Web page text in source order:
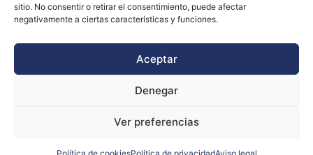
sitio. No consentir o retirar el consentimiento, puede afectar
negativamente a ciertas características y funciones.
Aceptar
Denegar
Ver preferencias